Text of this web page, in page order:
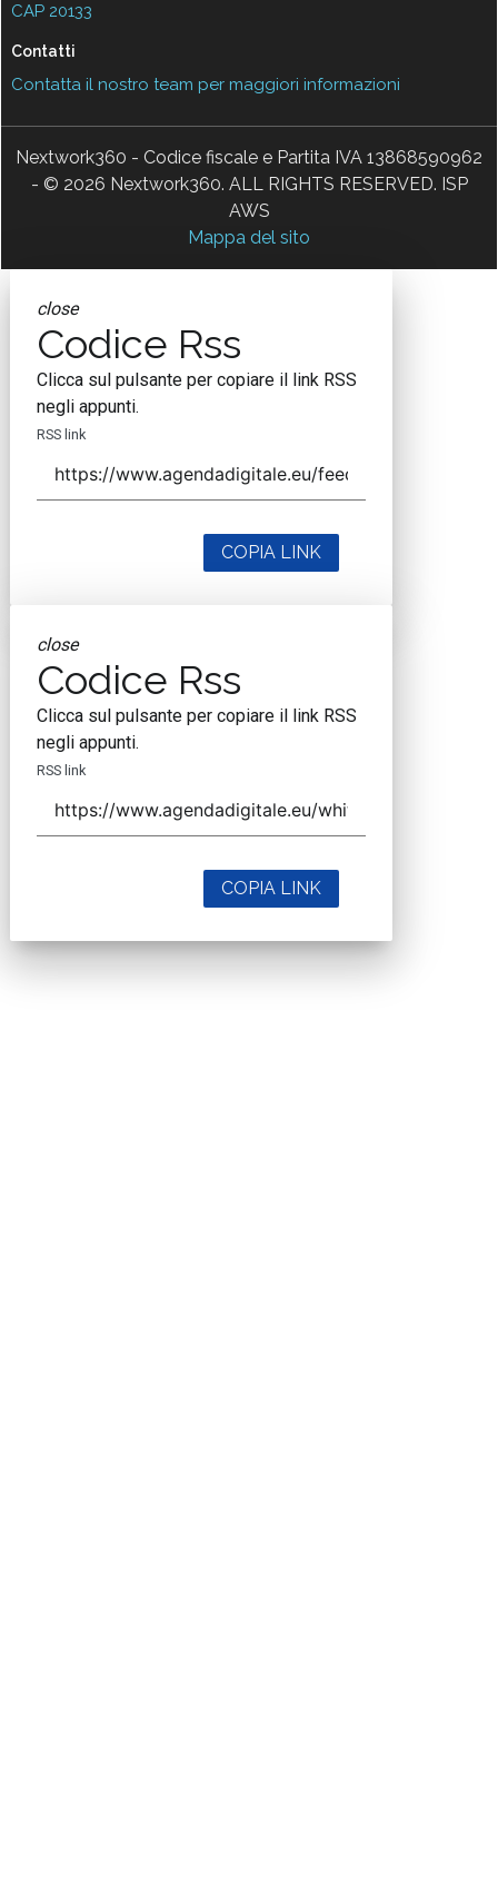
CAP 20133
Contatti
Contatta il nostro team per maggiori informazioni
Nextwork360 - Codice fiscale e Partita IVA 13868590962
- © 2026 Nextwork360. ALL RIGHTS RESERVED. ISP
AWS
Mappa del sito
close
Codice Rss
Clicca sul pulsante per copiare il link RSS
negli appunti.
RSS link
COPIA LINK
close
Codice Rss
Clicca sul pulsante per copiare il link RSS
negli appunti.
RSS link
COPIA LINK